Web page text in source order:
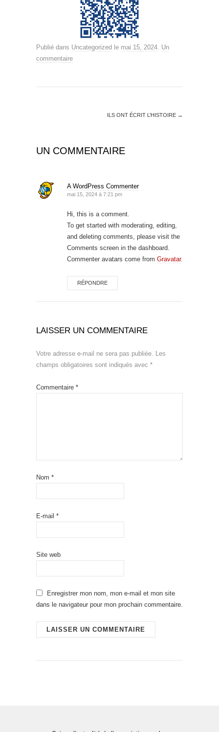
Publié dans Uncategorized le mai 15, 2024 Un
commentaire
ILS ONT ÉCRIT L’HISTOIRE →
UN COMMENTAIRE
A WordPress Commenter
mai 15, 2024 à 7:21 pm
Hi, this is a comment.
To get started with moderating, editing,
and deleting comments, please visit the
Comments screen in the dashboard.
Commenter avatars come from Gravatar.
RÉPONDRE
LAISSER UN COMMENTAIRE
Votre adresse e-mail ne sera pas publiée.
Les
champs obligatoires sont indiqués avec *
Commentaire *
Nom *
E-mail *
Site web
Enregistrer mon nom, mon e-mail et mon site
dans le navigateur pour mon prochain commentaire.